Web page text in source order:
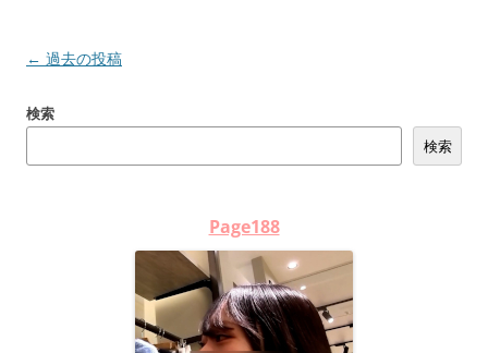
投
ナ
← 過去の投稿
検索
検索
Page188